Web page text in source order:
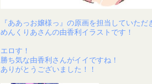
『ああっお嬢様っ』の原画を担当していただ
めんくりあさんの由香利イラストです！
エロす！
勝ち気な由香利さんがイイですね！
ありがとうございました！！